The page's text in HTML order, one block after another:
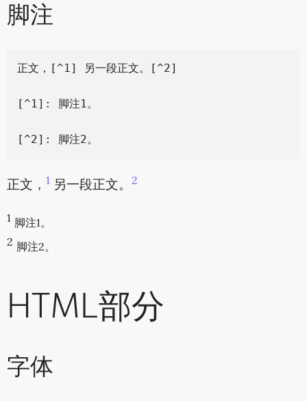
脚注
正文，[^1] 另一段正文。[^2]
[^1]: 脚注1。
正文， 1另一段正文。 2
1 脚注1。
2 脚注2。
HTML部分
字体